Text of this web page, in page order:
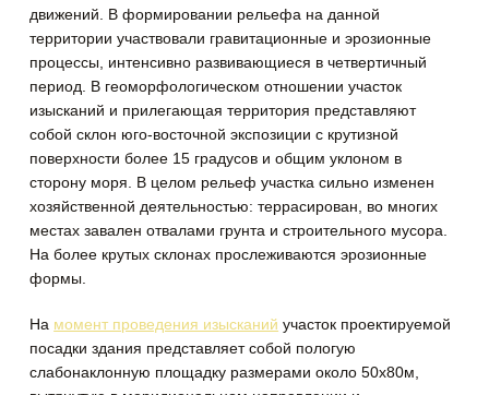
движений.
В формировании рельефа на данной
территории участвовали гравитационные и эрозионные
процессы, интенсивно развивающиеся в четвертичный
период. В геоморфологическом отношении участок
изысканий и прилегающая территория представляют
собой склон юго-восточной экспозиции с крутизной
поверхности более 15 градусов и общим уклоном в
сторону моря. В целом рельеф участка сильно изменен
хозяйственной деятельностью: террасирован, во многих
местах завален отвалами грунта и строительного мусора.
На более крутых склонах прослеживаются эрозионные
формы.
На момент проведения изысканий участок проектируемой
посадки здания представляет собой пологую
слабонаклонную площадку размерами около 50х80м,